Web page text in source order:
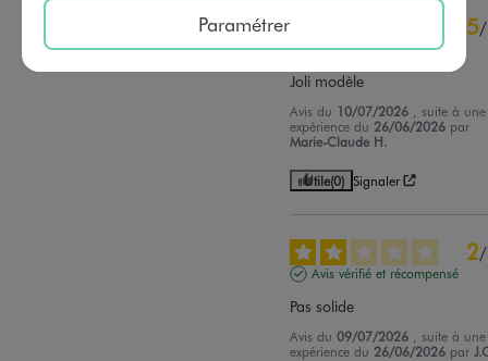
5/
Avis vérifié et récompensé
Joli modèle
Avis du 10/07/2026
, suite à une
expérience du 26/06/2026 par
Marie-Claude H.
Utile(0) Signaler
2/
Avis vérifié et récompensé
Pas solide
Avis du09/07/2026
, suite à une
expérience du 26/06/2026 par
Paramétrer